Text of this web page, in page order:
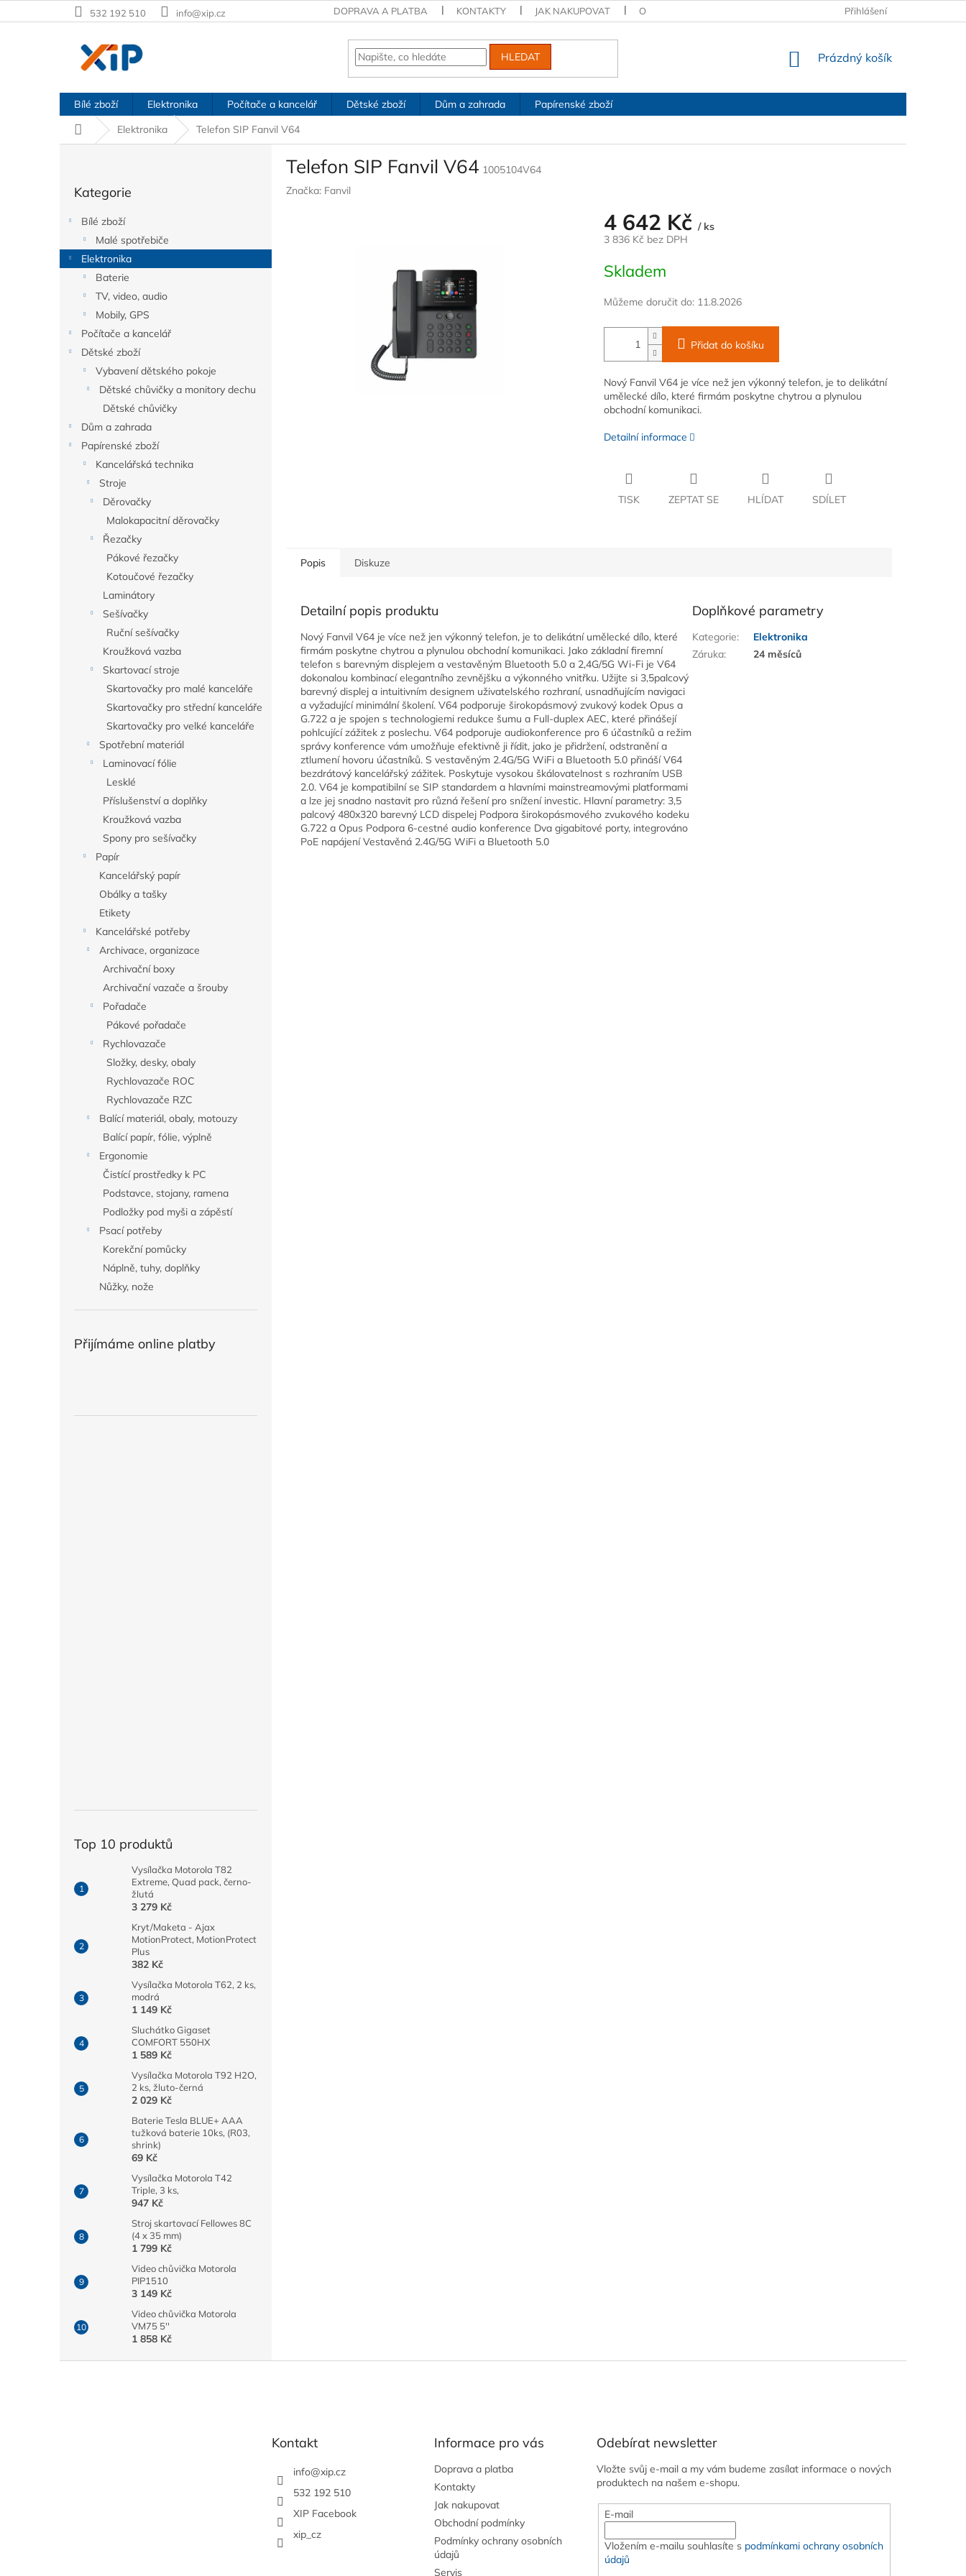
na
532 192 510 info@xip.cz DOPRAVA A PLATBA KONTAKTY JAK NAKUPOVAT OBCHODNÍ PODMÍNKY PODMÍNKY OCHRANY OSOBNÍCH ÚDAJŮ
Přihlášení
HLEDAT
NÁKUPNÍ
Prázdný košík
Bílé zboží Elektronika Počítače a kancelář Dětské zboží Dům a zahrada
Papírenské zboží
Domů
Elektronika Telefon SIP Fanvil V64
n
kategorie
Kategorie
Bílé zboží
Malé spotřebiče
Elektronika
Baterie
TV, video, audio
Mobily, GPS
Počítače a kancelář
Dětské zboží
Vybavení dětského pokoje
Dětské chůvičky a monitory dechu
Dětské chůvičky
Dům a zahrada
Papírenské zboží
Kancelářská technika
Stroje
Děrovačky
Malokapacitní děrovačky
Řezačky
Pákové řezačky
Kotoučové řezačky
Laminátory
Sešívačky
Ruční sešívačky
Kroužková vazba
Skartovací stroje
Skartovačky pro malé kanceláře
Skartovačky pro střední kanceláře
Skartovačky pro velké kanceláře
Spotřební materiál
Laminovací fólie
Lesklé
Příslušenství a doplňky
Kroužková vazba
Spony pro sešívačky
Papír
Kancelářský papír
Obálky a tašky
Etikety
Kancelářské potřeby
Archivace, organizace
Archivační boxy
Archivační vazače a šrouby
Pořadače
Pákové pořadače
Rychlovazače
Složky, desky, obaly
Rychlovazače ROC
Rychlovazače RZC
Balící materiál, obaly, motouzy
Balící papír, fólie, výplně
Ergonomie
Čistící prostředky k PC
Podstavce, stojany, ramena
Podložky pod myši a zápěstí
Psací potřeby
Korekční pomůcky
Náplně, tuhy, doplňky
Nůžky, nože
Přijímáme online platby
Top 10 produktů
Vysílačka Motorola T82
Extreme, Quad pack, černo-
žlutá
3 279 Kč
Kryt/Maketa - Ajax
MotionProtect, MotionProtect
Plus
382 Kč
Vysílačka Motorola T62, 2 ks,
modrá
1 149 Kč
Sluchátko Gigaset
COMFORT 550HX
1 589 Kč
Vysílačka Motorola T92 H2O,
2 ks, žluto-černá
2 029 Kč
Baterie Tesla BLUE+ AAA
tužková baterie 10ks, (R03,
shrink)
69 Kč
Vysílačka Motorola T42
Triple, 3 ks,
947 Kč
Stroj skartovací Fellowes 8C
(4 x 35 mm)
1 799 Kč
Video chůvička Motorola
PIP1510
3 149 Kč
Video chůvička Motorola
VM75 5''
1 858 Kč
Telefon SIP Fanvil V64 1005104V64
Značka: Fanvil
4 642 Kč / ks
3 836 Kč bez DPH
cena:
Skladem
Můžeme doručit do: 11.8.2026
Přidat do košíku
Nový Fanvil V64 je více než jen výkonný telefon, je to delikátní
umělecké dílo, které firmám poskytne chytrou a plynulou
obchodní komunikaci.
Detailní informace
TISK ZEPTAT SE HLÍDAT SDÍLET
Popis Diskuze
Detailní popis produktu
Nový Fanvil V64 je více než jen výkonný telefon, je to delikátní umělecké dílo, které
firmám poskytne chytrou a plynulou obchodní komunikaci. Jako základní firemní
telefon s barevným displejem a vestavěným Bluetooth 5.0 a 2,4G/5G Wi-Fi je V64
dokonalou kombinací elegantního zevnějšku a výkonného vnitřku. Užijte si 3,5palcový
barevný displej a intuitivním designem uživatelského rozhraní, usnadňujícím navigaci
a vyžadující minimální školení. V64 podporuje širokopásmový zvukový kodek Opus a
G.722 a je spojen s technologiemi redukce šumu a Full-duplex AEC, které přinášejí
pohlcující zážitek z poslechu. V64 podporuje audiokonference pro 6 účastníků a režim
správy konference vám umožňuje efektivně ji řídit, jako je přidržení, odstranění a
ztlumení hovoru účastníků. S vestavěným 2.4G/5G WiFi a Bluetooth 5.0 přináší V64
bezdrátový kancelářský zážitek. Poskytuje vysokou škálovatelnost s rozhraním USB
2.0. V64 je kompatibilní se SIP standardem a hlavními mainstreamovými platformami
a lze jej snadno nastavit pro různá řešení pro snížení investic. Hlavní parametry: 3,5
palcový 480x320 barevný LCD dispelej Podpora širokopásmového zvukového kodeku
G.722 a Opus Podpora 6-cestné audio konference Dva gigabitové porty, integrováno
PoE napájení Vestavěná 2.4G/5G WiFi a Bluetooth 5.0
Doplňkové parametry
Kategorie:
Elektronika
Záruka: 24 měsíců
Kontakt
info@xip.cz
532 192 510
XIP Facebook
xip_cz
Informace pro vás
Doprava a platba
Kontakty
Jak nakupovat
Obchodní podmínky
Podmínky ochrany osobních
údajů
Servis
Odebírat newsletter
Vložte svůj e-mail a my vám budeme zasílat informace o nových
produktech na našem e-shopu.
E-mail
Vložením e-mailu souhlasíte s podmínkami ochrany osobních
údajů